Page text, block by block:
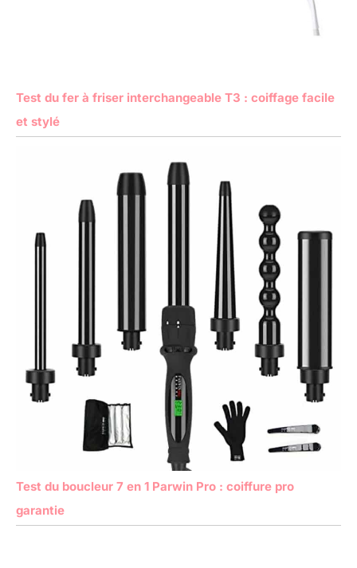
Test du fer à friser interchangeable T3 : coiffage facile
et stylé
Test du boucleur 7 en 1 Parwin Pro : coiffure pro
garantie